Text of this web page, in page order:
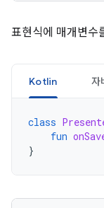
표현식에 매개변수
Kotlin 자
class
fun
}